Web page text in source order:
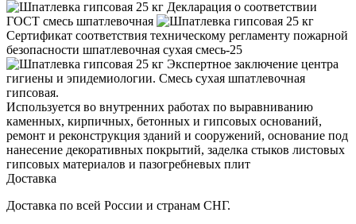
Декларация о соответствии
ГОСТ смесь шпатлевочная
Сертификат соответствия техническому регламенту пожарной
безопасности шпатлевочная сухая смесь-25
Экспертное заключение центра
гигиены и эпидемиологии. Смесь сухая шпатлевочная
гипсовая.
Используется во внутренних работах по выравниванию
каменных, кирпичных, бетонных и гипсовых оснований,
ремонт и реконструкция зданий и сооружений, основание под
нанесение декоративных покрытий, заделка стыков листовых
гипсовых материалов и пазогребневых плит
Доставка
Доставка по всей России и странам СНГ.